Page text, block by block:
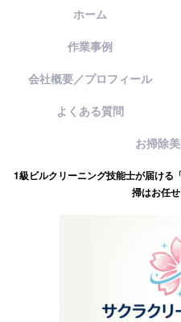
1級ビルクリーニング技能士が届ける
掃はお任せ
ホーム
作業事例
会社概要／プロフィール
よくある質問
お掃除